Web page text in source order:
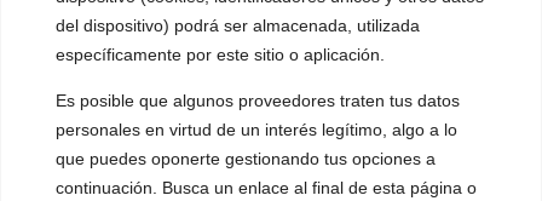
del dispositivo) podrá ser almacenada, utilizada
específicamente por este sitio o aplicación.
Es posible que algunos proveedores traten tus datos
personales en virtud de un interés legítimo, algo a lo
que puedes oponerte gestionando tus opciones a
continuación. Busca un enlace al final de esta página o
▪️ Voz virilizada por esteroides
▪️ Modificación del acento
🟥 CIRUGÍA: Glotoplastia